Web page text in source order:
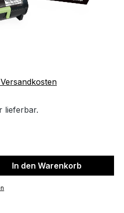
lieferbar.
den
In den Warenkorb